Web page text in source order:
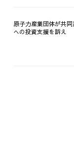
原子力産業団体が共
への投資支援を訴え